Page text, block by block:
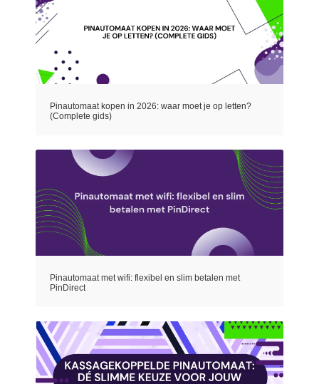
Pinautomaat kopen in 2026: waar moet je op letten?
(Complete gids)
Pinautomaat met wifi: flexibel en slim betalen met
PinDirect